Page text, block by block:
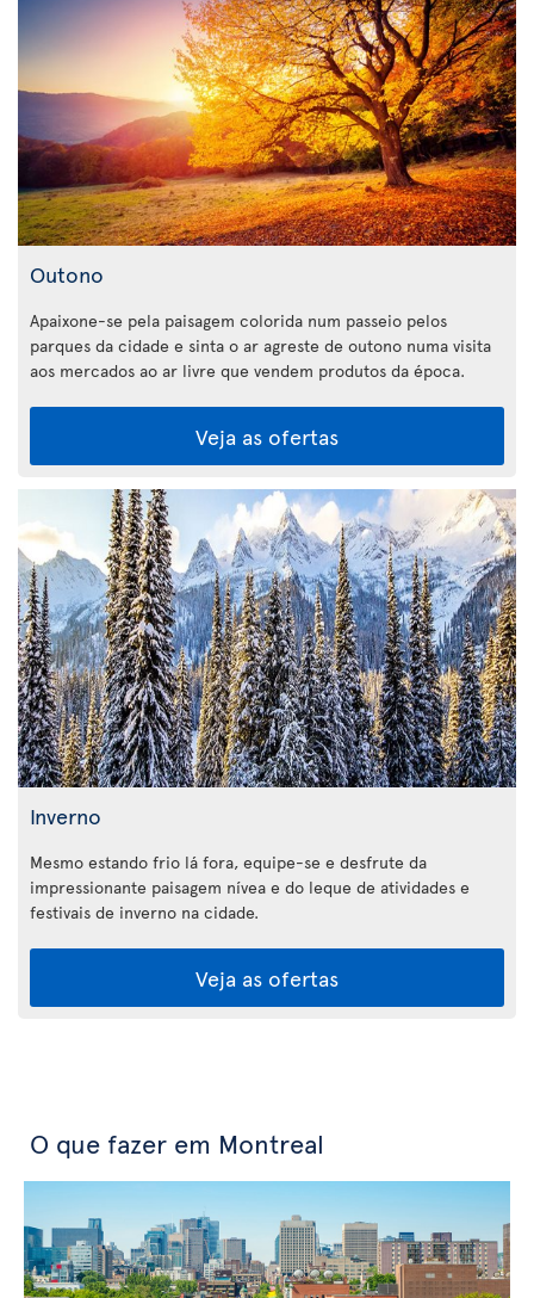
Outono
Apaixone-se pela paisagem colorida num passeio pelos
parques da cidade e sinta o ar agreste de outono numa visita
aos mercados ao ar livre que vendem produtos da época.
Veja as ofertas
Inverno
Mesmo estando frio lá fora, equipe-se e desfrute da
impressionante paisagem nívea e do leque de atividades e
festivais de inverno na cidade.
Veja as ofertas
O que fazer em Montreal